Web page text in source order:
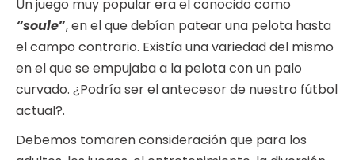
Un juego muy popular era el conocido como
“soule”, en el que debían patear una pelota hasta
el campo contrario. Existía una variedad del mismo
en el que se empujaba a la pelota con un palo
curvado. ¿Podría ser el antecesor de nuestro fútbol
actual?.
Debemos tomaren consideración que para los